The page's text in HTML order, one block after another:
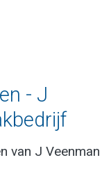
- J
van J Veenman